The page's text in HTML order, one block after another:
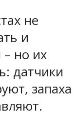
не
и
– но их
датчики
запаха